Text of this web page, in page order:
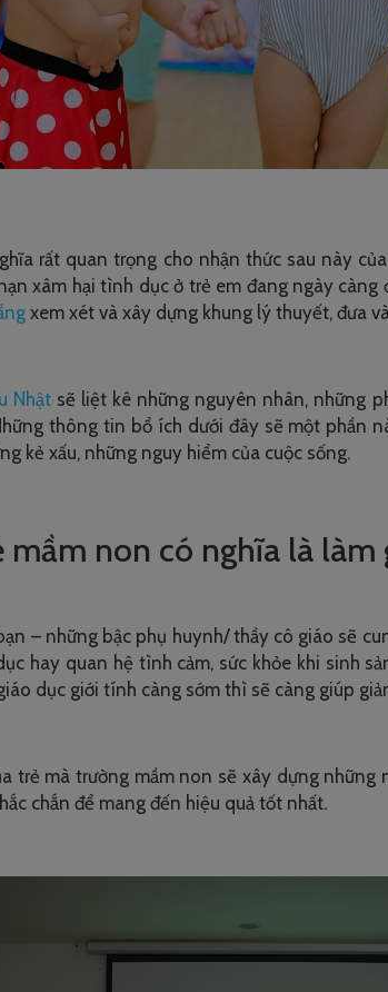
rất quan trọng cho nhận thức sau này
xâm hại tình dục ở trẻ em đang ngày
xem xét và xây dựng khung lý thuyết, đưa
Nhật sẽ liệt kê những nguyên nhân, những
thông tin bổ ích dưới đây sẽ một phần
kẻ xấu, những nguy hiểm của cuộc sống.
non có nghĩa là làm
– những bậc phụ huynh/ thầy cô giáo sẽ
hay quan hệ tình cảm, sức khỏe khi sinh
dục giới tính càng sớm thì sẽ càng giúp
trẻ mà trường mầm non sẽ xây dựng
chắn để mang đến hiệu quả tốt nhất.